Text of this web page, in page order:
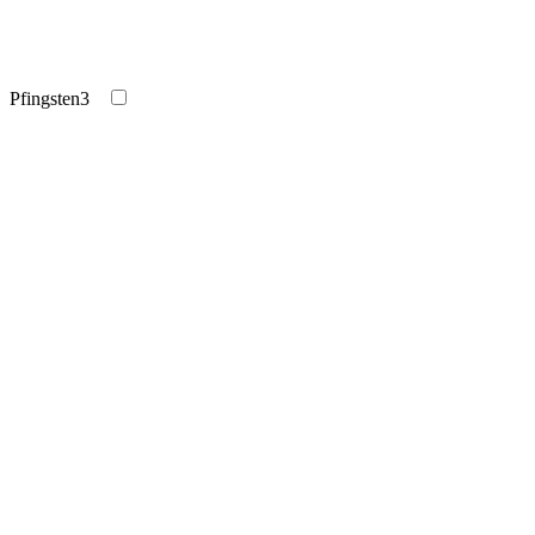
Pfingsten3